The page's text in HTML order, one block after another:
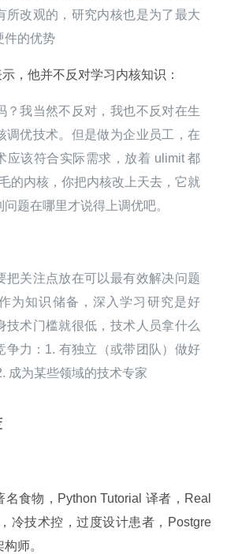
所改观的，研究内核也是为了最大
件的优势
，他并不反对学习内核知识：
？我当然不反对，我也不反对在生
调优技术。但是做为企业员工，在
应该符合实际需求，放着 ulimit 都
的内核，你把内核改上天去，它就
题在哪里才说得上调优吧。
把关注点放在可以最有效解决问题
为知识储备，深入学习研究是好
技术门槛就很低，技术人员拿什么
争力：1. 有独立（或带团队）做好
成为某些领域的技术专家
名食物，Python Tutorial 译者，Real
冷技术控，过度设计患者，Postgre
师。